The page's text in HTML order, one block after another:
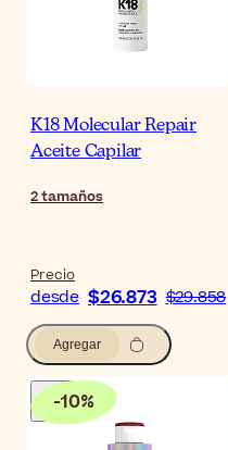
K18 Molecular Repair
Aceite Capilar
2tamaños
Precio
desde $26.873 $29.858
Agregar
-10%